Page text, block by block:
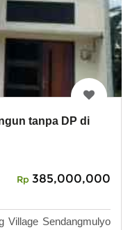
tanpa DP di
Rp 385,000,000
Village Sendangmulyo